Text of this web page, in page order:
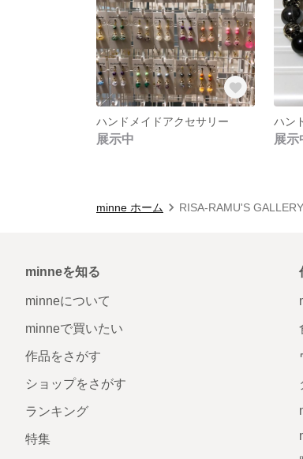
ハンドメイドアクセサリー
展示中 展示
minne ホーム RISA-RAMU'S
minneを知る
minneについて
minneで買いたい
作品をさがす
ショップをさがす
ランキング
特集